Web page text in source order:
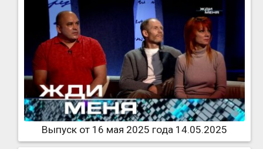
Выпуск от 16 мая 2025 года 14.05.2025